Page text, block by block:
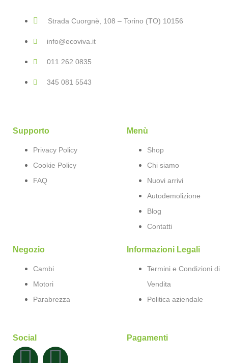
Strada Cuorgnè, 108 – Torino (TO) 10156
info@ecoviva.it
011 262 0835
345 081 5543
Supporto
Privacy Policy
Cookie Policy
FAQ
Menù
Shop
Chi siamo
Nuovi arrivi
Autodemolizione
Blog
Contatti
Negozio
Cambi
Motori
Parabrezza
Informazioni Legali
Termini e Condizioni di
Vendita
Politica aziendale
Social Pagamenti